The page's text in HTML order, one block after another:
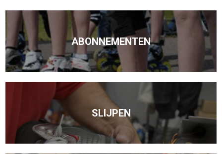
ABONNEMENTEN
SLIJPEN